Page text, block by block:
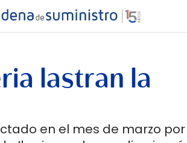
MARÍTIMO INTERMODAL
lastran la
en el mes de marzo